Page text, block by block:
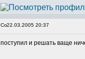
22.03.2005 20:37
поступил и решать ваще